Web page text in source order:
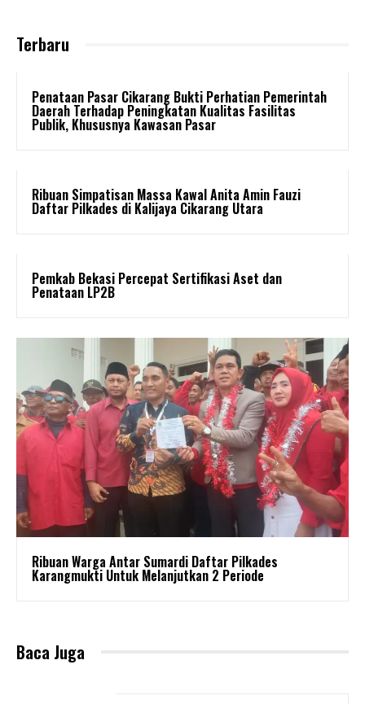
Terbaru
Penataan Pasar Cikarang Bukti Perhatian Pemerintah
Daerah Terhadap Peningkatan Kualitas Fasilitas
Publik, Khususnya Kawasan Pasar
Ribuan Simpatisan Massa Kawal Anita Amin Fauzi
Daftar Pilkades di Kalijaya Cikarang Utara
Pemkab Bekasi Percepat Sertifikasi Aset dan
Penataan LP2B
Ribuan Warga Antar Sumardi Daftar Pilkades
Karangmukti Untuk Melanjutkan 2 Periode
Baca Juga